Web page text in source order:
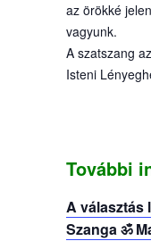
az örökké
vagyunk.
A szatszang
Isteni
További
A választás
Szanga ॐ